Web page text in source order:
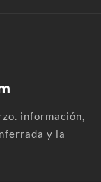
información,
y la